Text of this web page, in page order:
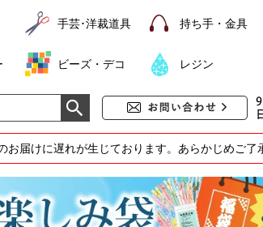
手芸･洋裁道具 持ち手・金具
ビーズ・デコ レジン
お届けに遅れが生じております。あらかじめご